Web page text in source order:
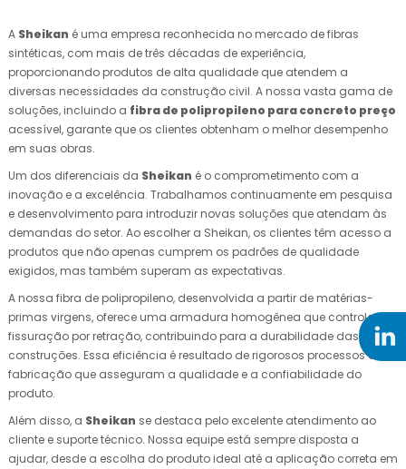
A Sheikan é uma empresa reconhecida no mercado de fibras
sintéticas, com mais de três décadas de experiência,
proporcionando produtos de alta qualidade que atendem a
diversas necessidades da construção civil. A nossa vasta gama de
soluções, incluindo a fibra de polipropileno para concreto preço
acessível, garante que os clientes obtenham o melhor desempenho
em suas obras.
Um dos diferenciais da Sheikan é o comprometimento com a
inovação e a excelência. Trabalhamos continuamente em pesquisa
e desenvolvimento para introduzir novas soluções que atendam às
demandas do setor. Ao escolher a Sheikan, os clientes têm acesso a
produtos que não apenas cumprem os padrões de qualidade
exigidos, mas também superam as expectativas.
A nossa fibra de polipropileno, desenvolvida a partir de matérias-
primas virgens, oferece uma armadura homogênea que controla a
fissuração por retração, contribuindo para a durabilidade das
construções. Essa eficiência é resultado de rigorosos processos de
fabricação que asseguram a qualidade e a confiabilidade do
produto.
Além disso, a Sheikan se destaca pelo excelente atendimento ao
cliente e suporte técnico. Nossa equipe está sempre disposta a
ajudar, desde a escolha do produto ideal até a aplicação correta em